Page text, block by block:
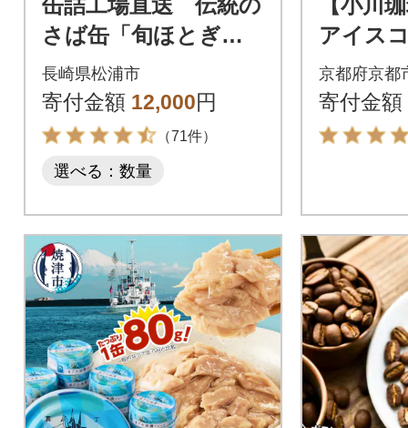
缶詰工場直送 伝統の
さば缶「旬ほとぎ」
水煮12缶
長崎県松浦市
寄付金額 12,000円
（71件）
選べる：数量
【小川
アイス
1000ml
コーヒ
京都府京都
寄付金額